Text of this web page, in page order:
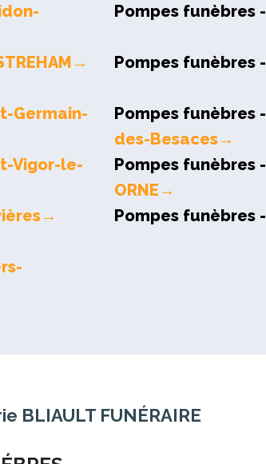
Pompes funèbres -
Pompes funèbres -
Germain-
Pompes funèbres -
des-Besaces→
Vigor-le-
Pompes funèbres -
ORNE→
Pompes funèbres -
BLIAULT FUNÉRAIRE